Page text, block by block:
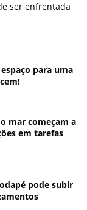
ser enfrentada
para uma
mar começam a
em tarefas
pode subir